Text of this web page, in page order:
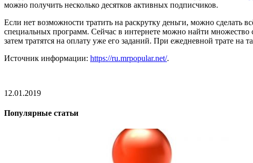
можно получить несколько десятков активных подписчиков.
Если нет возможности тратить на раскрутку деньги, можно сделать
специальных программ. Сейчас в интернете можно найти множество
затем тратятся на оплату уже его заданий. При ежедневной трате на
Источник информации: https://ru.mrpopular.net/.
12.01.2019
Популярные статьи